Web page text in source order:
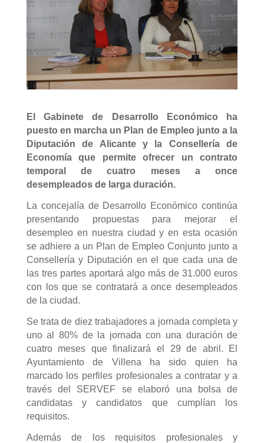
El Gabinete de Desarrollo Económico ha
puesto en marcha un Plan de Empleo junto a la
Diputación de Alicante y la Consellería de
Economía que permite ofrecer un contrato
temporal de cuatro meses a once
desempleados de larga duración.
La concejalía de Desarrollo Económico continúa
presentando propuestas para mejorar el
desempleo en nuestra ciudad y en esta ocasión
se adhiere a un Plan de Empleo Conjunto junto a
Consellería y Diputación en el que cada una de
las tres partes aportará algo más de 31.000 euros
con los que se contratará a once desempleados
de la ciudad.
Se trata de diez trabajadores a jornada completa y
uno al 80% de la jornada con una duración de
cuatro meses que finalizará el 29 de abril. El
Ayuntamiento de Villena ha sido quien ha
marcado los perfiles profesionales a contratar y a
través del SERVEF se elaboró una bolsa de
candidatas y candidatos que cumplían los
requisitos.
Además de los requisitos profesionales y